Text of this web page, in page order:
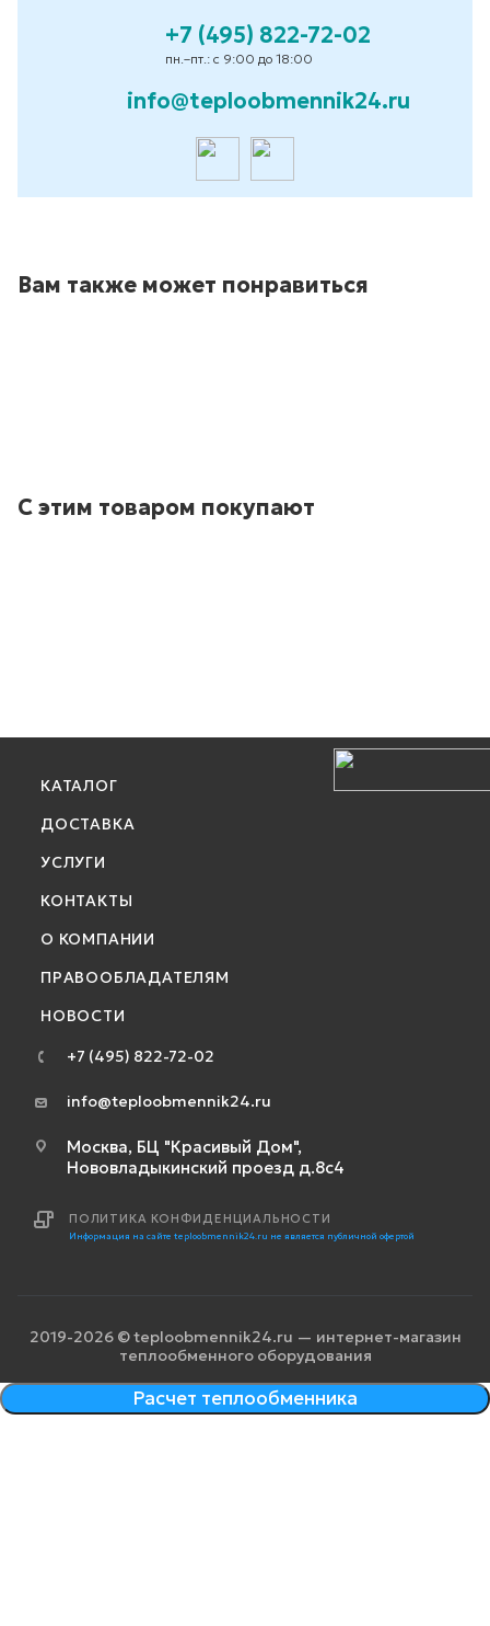
+7 (495) 822-72-02
пн.–пт.: с 9:00 до 18:00
info@teploobmennik24.ru
Вам также может понравиться
С этим товаром покупают
КАТАЛОГ
ДОСТАВКА
УСЛУГИ
КОНТАКТЫ
О КОМПАНИИ
ПРАВООБЛАДАТЕЛЯМ
НОВОСТИ
+7 (495) 822-72-02
info@teploobmennik24.ru
Москва, БЦ "Красивый Дом",
Нововладыкинский проезд д.8с4
ПОЛИТИКА КОНФИДЕНЦИАЛЬНОСТИ
Информация на сайте teploobmennik24.ru не является публичной офертой
2019-2026 © teploobmennik24.ru — интернет-магазин
теплообменного оборудования
Расчет теплообменника